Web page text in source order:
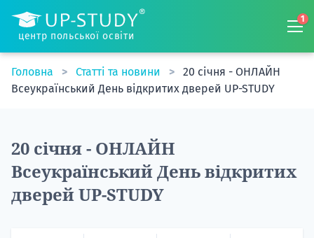
центр польської освіти
1
Головна Статті та новини
20 січня - ОНЛАЙН
Всеукраїнський День відкритих дверей UP-STUDY
20 січня - ОНЛАЙН
Всеукраїнський День відкритих
дверей UP-STUDY